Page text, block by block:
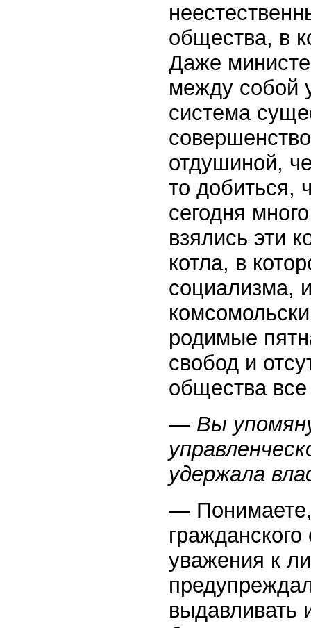
общества, в
Даже
между собой
система
отдушиной,
то добиться,
сегодня
взялись эти
котла, в
социализма,
родимые
свобод и
общества
— Вы
удержала
— Понимаете,
уважения к
выдавливать